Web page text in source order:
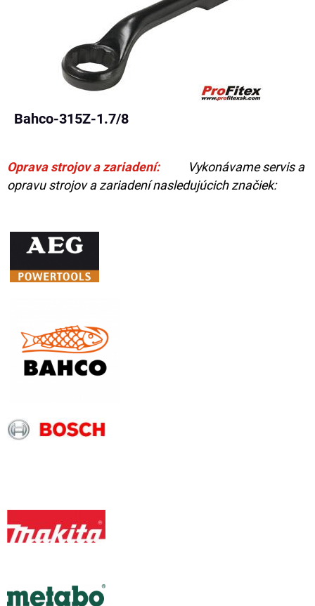
Bahco-315Z-1.7/8
Oprava strojov a zariadení:
Vykonávame servis a
opravu strojov a zariadení nasledujúcich značiek: